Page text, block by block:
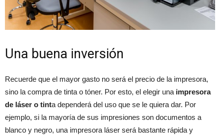
Una buena inversión
Recuerde que el mayor gasto no será el precio de la impresora,
sino la compra de tinta o tóner. Por esto, el elegir una impresora
de láser o tinta dependerá del uso que se le quiera dar. Por
ejemplo, si la mayoría de sus impresiones son documentos a
blanco y negro, una impresora láser será bastante rápida y